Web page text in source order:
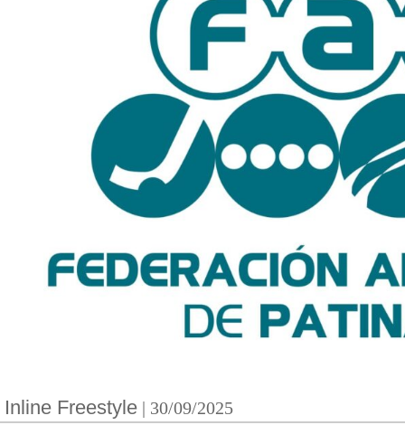
Inline Freestyle | 30/09/2025